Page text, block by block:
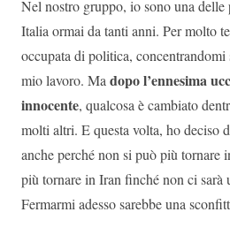
Nel nostro gruppo, io sono una
Italia ormai da tanti anni. Per molto
occupata di politica,
mio lavoro. Ma dopo l’ennesima
innocente, qualcosa è cambiato
molti altri. E questa volta, ho deciso
anche perché non si può più tornare
più tornare in Iran finché non ci sarà
Fermarmi adesso sarebbe una